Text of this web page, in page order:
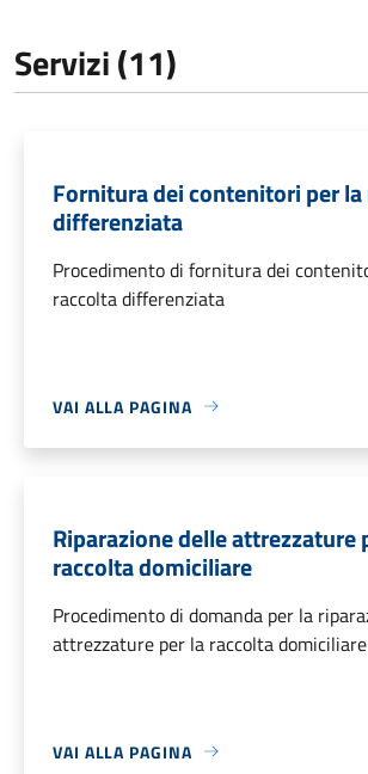
Servizi (11)
Fornitura dei contenitori per
differenziata
Procedimento di fornitura dei
raccolta differenziata
VAI ALLA PAGINA
Riparazione delle attrezzature
raccolta domiciliare
Procedimento di domanda per la
attrezzature per la raccolta domiciliare
VAI ALLA PAGINA